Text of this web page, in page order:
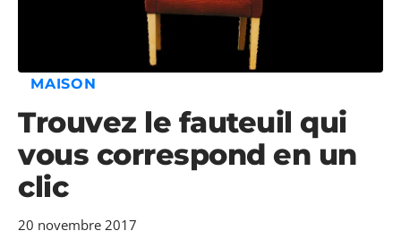
MAISON
Trouvez le fauteuil qui
vous correspond en un
clic
20 novembre 2017